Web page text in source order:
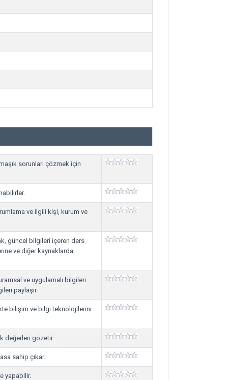
sorunları çözmek için
ve ilgili kişi, kurum ve
güncel bilgileri içeren ders
ve diğer kaynaklarda
ve uygulamalı bilgileri
paylaşır.
bilişim ve bilgi teknolojilerini
değerleri gözetir.
sahip çıkar.
yapabilir.